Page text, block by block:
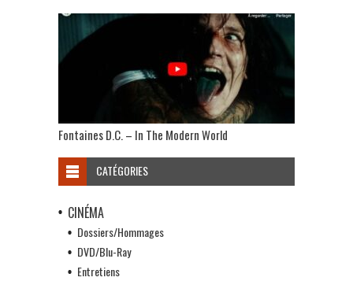
Fontaines D.C. – In The Modern World
CATÉGORIES
CINÉMA
Dossiers/Hommages
DVD/Blu-Ray
Entretiens